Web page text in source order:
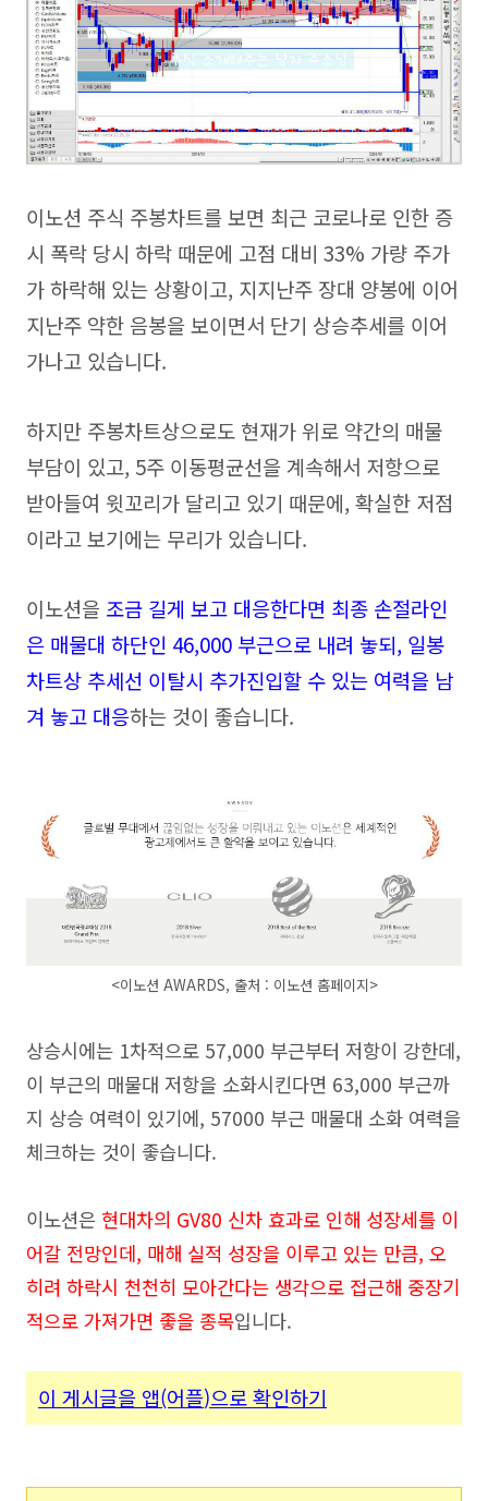
이노션 주식 주봉차트를 보면 최근 코로나로 인한 증
시 폭락 당시 하락 때문에 고점 대비 33% 가량 주가
가 하락해 있는 상황이고, 지지난주 장대 양봉에 이어
지난주 약한 음봉을 보이면서 단기 상승추세를 이어
가나고 있습니다.
하지만 주봉차트상으로도 현재가 위로 약간의 매물
부담이 있고, 5주 이동평균선을 계속해서 저항으로
받아들여 윗꼬리가 달리고 있기 때문에, 확실한 저점
이라고 보기에는 무리가 있습니다.
이노션을 조금 길게 보고 대응한다면 최종 손절라인
은 매물대 하단인 46,000 부근으로 내려 놓되, 일봉
차트상 추세선 이탈시 추가진입할 수 있는 여력을 남
겨 놓고 대응하는 것이 좋습니다.
<이노션 AWARDS, 출처 : 이노션 홈페이지>
상승시에는 1차적으로 57,000 부근부터 저항이 강한데,
이 부근의 매물대 저항을 소화시킨다면 63,000 부근까
지 상승 여력이 있기에, 57000 부근 매물대 소화 여력을
체크하는 것이 좋습니다.
이노션은 현대차의 GV80 신차 효과로 인해 성장세를 이
어갈 전망인데, 매해 실적 성장을 이루고 있는 만큼, 오
히려 하락시 천천히 모아간다는 생각으로 접근해 중장기
적으로 가져가면 좋을 종목입니다.
이 게시글을 앱(어플)으로 확인하기